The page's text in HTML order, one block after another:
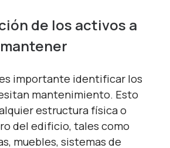
de los activos a
importante identificar los
mantenimiento. Esto
estructura física o
del edificio, tales como
muebles, sistemas de